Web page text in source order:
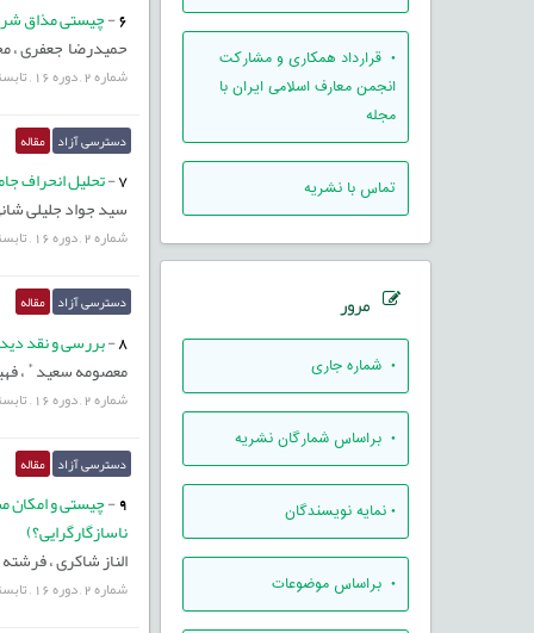
• قرارداد همکاری و مشارکت
انجمن معارف اسلامی ایران با
مجله
تماس با نشریه
مرور
• شماره جاری
• براساس شمارگان نشریه
• نمایه نویسندگان
• براساس موضوعات
6
-چیستی مذاق
حمیدرضا جعفری ،
شماره2
,دوره16
,
دسترسی آزاد مقاله
7
-تحلیل انحراف
سید جواد جلیلی
شماره2
,دوره16
,
دسترسی آزاد مقاله
8
-بررسی و نقد
معصومه سعید*،
شماره2
,دوره16
,
دسترسی آزاد مقاله
9
-چیستی و امکان
ناسازگارگرایی؟)
الناز شاکری ،فرشته
شماره2
,دوره16
,